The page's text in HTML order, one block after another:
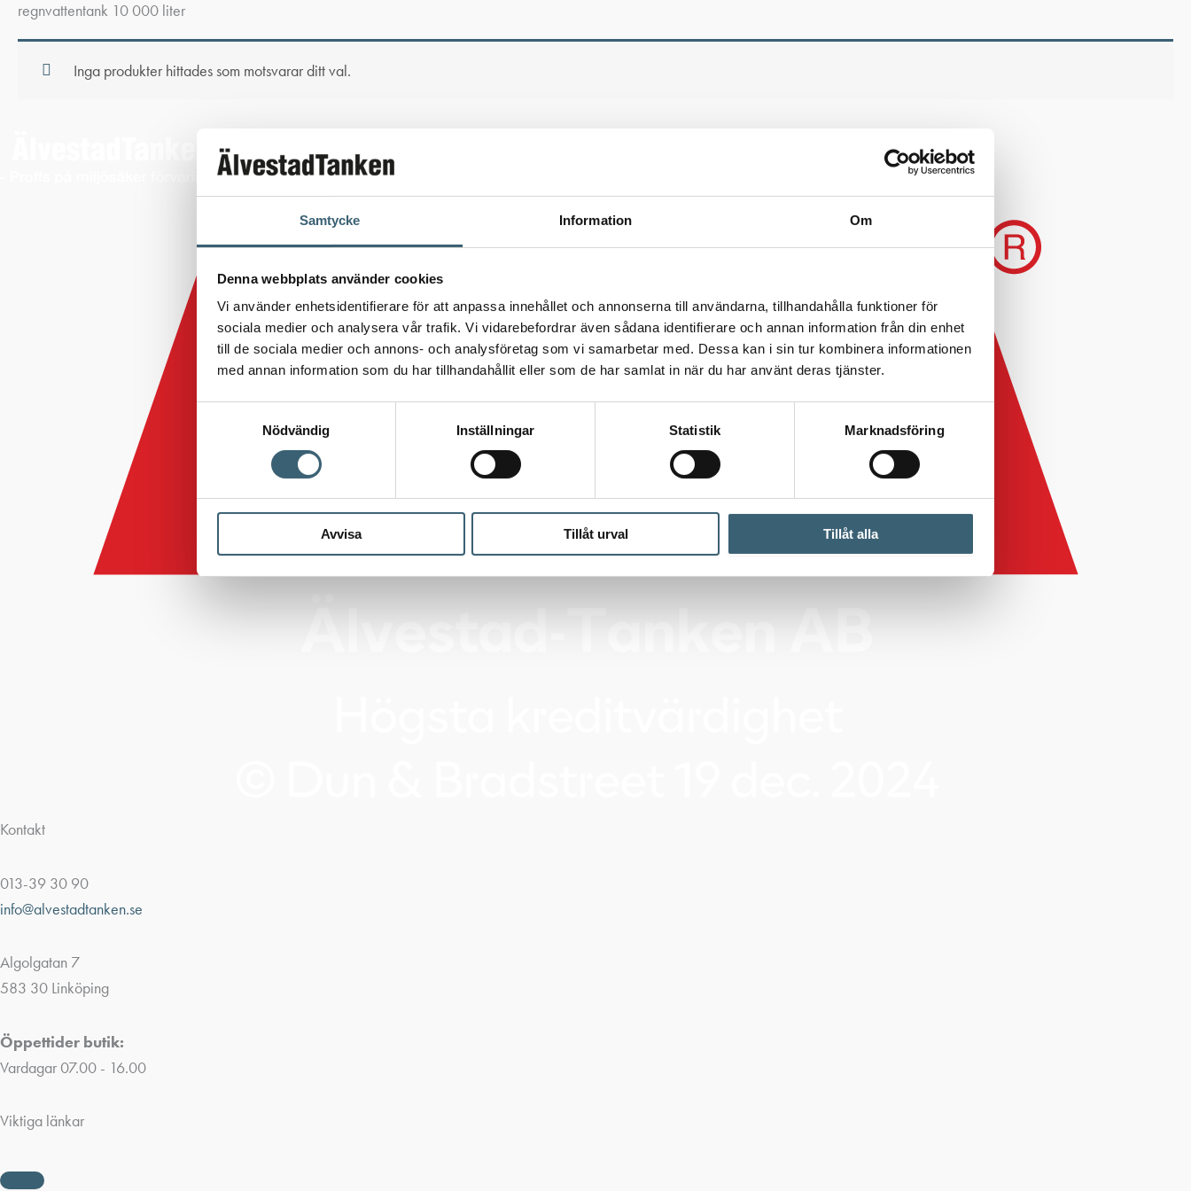
Samtycke Information Om
Denna webbplats använder cookies
Vi använder enhetsidentifierare för att anpassa innehållet och annonserna till användarna, tillhandahålla funktioner för
sociala medier och analysera vår trafik. Vi vidarebefordrar även sådana identifierare och annan information från din enhet
till de sociala medier och annons- och analysföretag som vi samarbetar med. Dessa kan i sin tur kombinera informationen
med annan information som du har tillhandahållit eller som de har samlat in när du har använt deras tjänster.
Nödvändig
Inställningar Statistik Marknadsföring
Avvisa Tillåt urval Tillåt alla
regnvattentank 10 000 liter
Inga produkter hittades som motsvarar ditt val.
Kontakt
013-39 30 90
info@alvestadtanken.se
Algolgatan 7
583 30 Linköping
Öppettider butik:
Vardagar 07.00 - 16.00
Viktiga länkar